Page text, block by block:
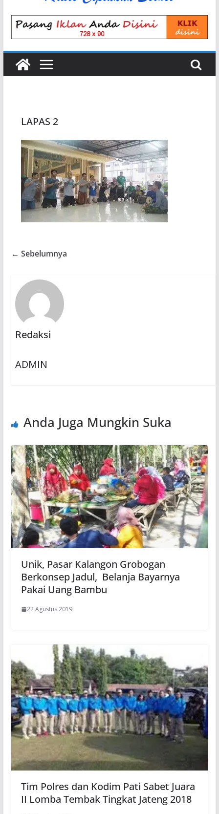
LAPAS 2
← Sebelumnya
Redaksi
ADMIN
Anda Juga Mungkin Suka
Unik, Pasar Kalangon Grobogan
Berkonsep Jadul, Belanja Bayarnya
Pakai Uang Bambu
22 Agustus 2019
Tim Polres dan Kodim Pati Sabet Juara
II Lomba Tembak Tingkat Jateng 2018